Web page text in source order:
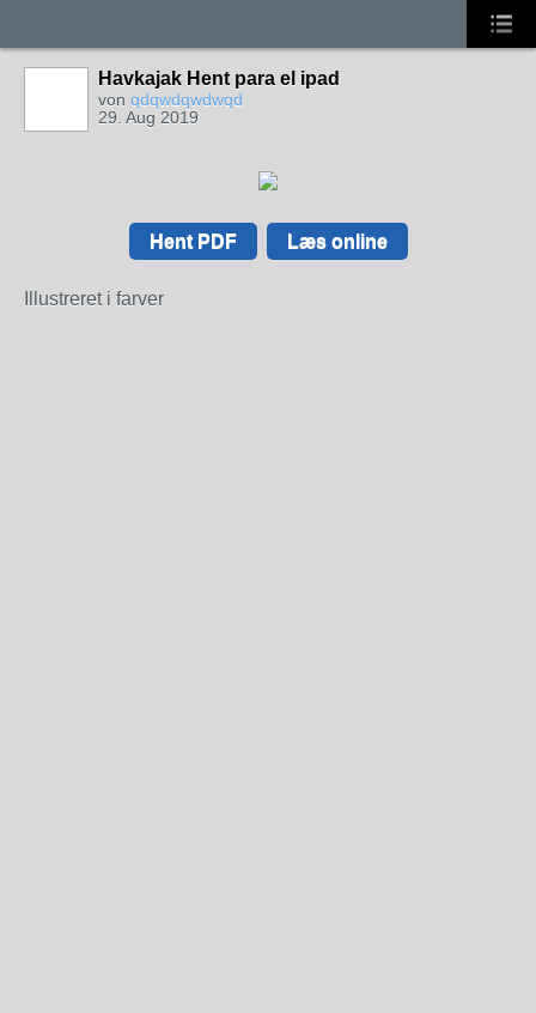
Havkajak Hent para el ipad
von qdqwdqwdwqd
29. Aug 2019
Hent PDF Læs online
Illustreret i farver